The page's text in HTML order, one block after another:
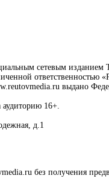
сетевым изданием
выдано
аудиторию 16+.
д.1
без получения